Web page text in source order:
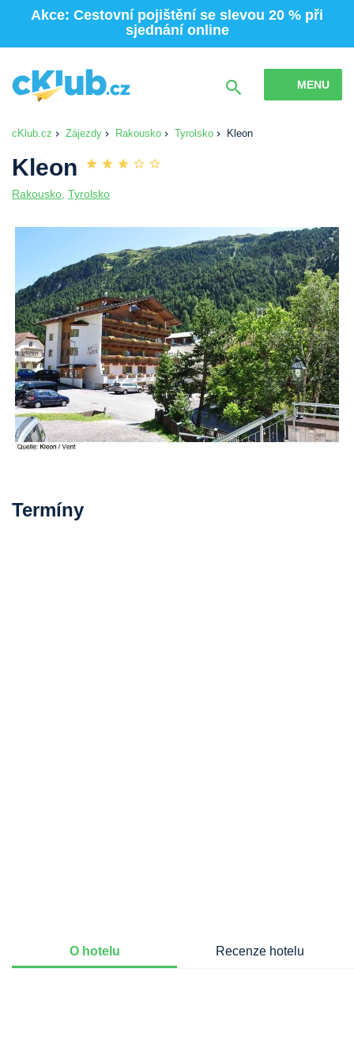
Akce: Cestovní pojištění se slevou 20 % při
sjednání online
MENU
cKlub.cz Zájezdy Rakousko Tyrolsko Kleon
Kleon
Rakousko Tyrolsko
Termíny
O hotelu Recenze hotelu